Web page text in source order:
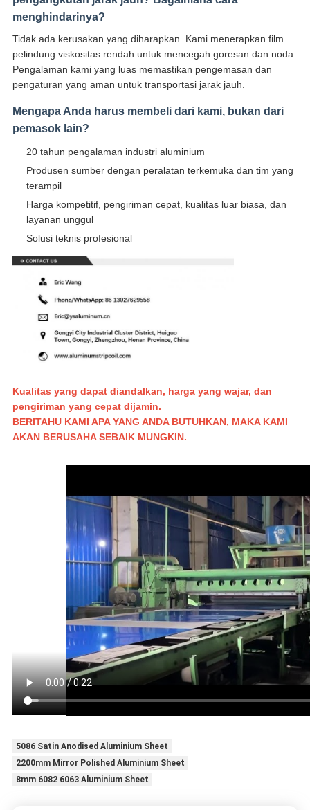
menghindarinya?
Tidak ada kerusakan yang diharapkan. Kami menerapkan film
pelindung viskositas rendah untuk mencegah goresan dan noda.
Pengalaman kami yang luas memastikan pengemasan dan
pengaturan yang aman untuk transportasi jarak jauh.
Mengapa Anda harus membeli dari kami, bukan dari
pemasok lain?
20 tahun pengalaman industri aluminium
Produsen sumber dengan peralatan terkemuka dan tim yang
terampil
Harga kompetitif, pengiriman cepat, kualitas luar biasa, dan
layanan unggul
Solusi teknis profesional
Kualitas yang dapat diandalkan, harga yang wajar, dan
pengiriman yang cepat dijamin.
BERITAHU KAMI APA YANG ANDA BUTUHKAN, MAKA KAMI
AKAN BERUSAHA SEBAIK MUNGKIN.
5086 Satin Anodised Aluminium Sheet
2200mm Mirror Polished Aluminium Sheet
8mm 6082 6063 Aluminium Sheet